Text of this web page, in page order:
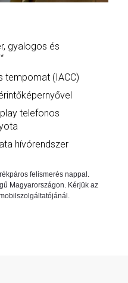
gyalogos és
*
tempomat (IACC)
telefonos
hívórendszer
felismerés nappal.
Magyarországon. Kérjük az